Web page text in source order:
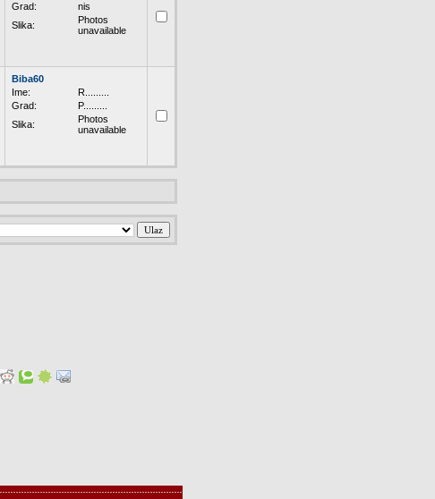
Grad:
nis
Slika:
Photos
unavailable
Biba60
Ime:
R.........
Grad:
P.........
Slika:
Photos
unavailable